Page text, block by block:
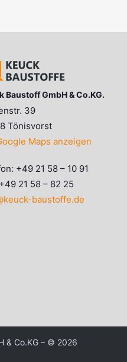
Baustoff GmbH & Co.KG.
39
Tönisvorst
Maps anzeigen
+49 21 58 – 10 91
21 58 – 82 25
baustoffe.de
& Co.KG – © 2026